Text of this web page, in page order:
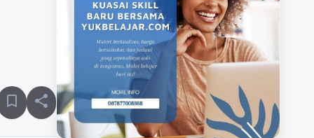
bookmark_border share